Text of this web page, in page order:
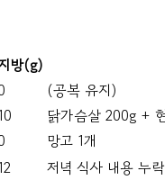
방(g)
(공복 유지)
닭가슴살 200g +
망고 1개
저녁 식사 내용 누